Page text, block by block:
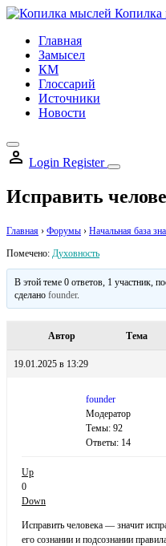
Skip
content
Копилка
Главная
Замысел
КМ
Глоссарий
Источники
Новости
Login Register
Исправить
Главная › Форумы › Начальная база
Помечено: Духовность
В этой теме 0 ответов, 1 участник,
сделаноfounder.
Автор Тема
19.01.2025 в 13:29
founder
Модератор
Темы: 92
Ответы: 14
Up
0
Down
Исправить человека — значит
его сознании и подсознании